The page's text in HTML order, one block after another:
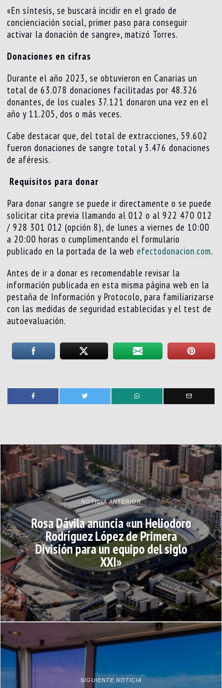
«En síntesis, se buscará incidir en el grado de
concienciación social, primer paso para conseguir
activar la donación de sangre», matizó Torres.
Donaciones en cifras
Durante el año 2023, se obtuvieron en Canarias un
total de 63.078 donaciones facilitadas por 48.326
donantes, de los cuales 37.121 donaron una vez en el
año y 11.205, dos o más veces.
Cabe destacar que, del total de extracciones, 59.602
fueron donaciones de sangre total y 3.476 donaciones
de aféresis.
Requisitos para donar
Para donar sangre se puede ir directamente o se puede
solicitar cita previa llamando al 012 o al 922 470 012
/ 928 301 012 (opción 8), de lunes a viernes de 10:00
a 20:00 horas o cumplimentando el formulario
publicado en la portada de la webefectodonacion.com.
Antes de ir a donar es recomendable revisar la
información publicada en esta misma página web en la
pestaña de Información y Protocolo, para familiarizarse
con las medidas de seguridad establecidas y el test de
autoevaluación.
NOTICIA ANTERIOR
Rosa Dávila anuncia «un Heliodoro
Rodríguez López de Primera
División para un equipo del siglo
XXI»
SIGUIENTE NOTICIA